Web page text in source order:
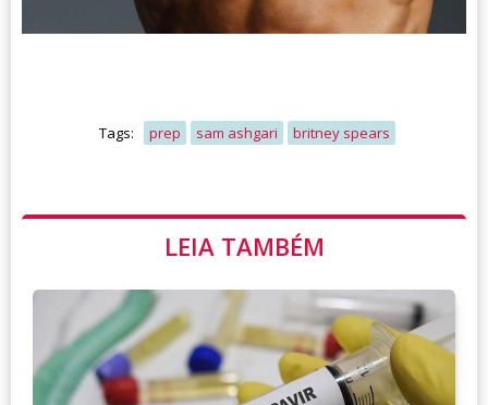
Tags: prep sam ashgari britney spears
LEIA TAMBÉM